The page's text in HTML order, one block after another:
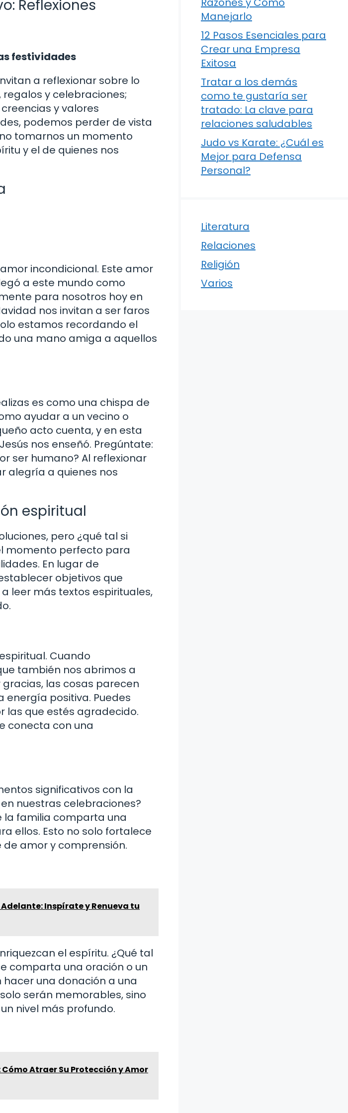
Reflexiones
festividades
a reflexionar sobre lo
y celebraciones;
y valores
podemos perder de vista
tomarnos un momento
y el de quienes nos
incondicional. Este amor
a este mundo como
para nosotros hoy en
nos invitan a ser faros
estamos recordando el
una mano amiga a aquellos
es como una chispa de
ayudar a un vecino o
acto cuenta, y en esta
nos enseñó. Pregúntate:
ser humano? Al reflexionar
alegría a quienes nos
espiritual
pero ¿qué tal si
momento perfecto para
En lugar de
objetivos que
leer más textos espirituales,
Cuando
también nos abrimos a
las cosas parecen
energía positiva. Puedes
las que estés agradecido.
conecta con una
significativos con la
nuestras celebraciones?
la familia comparta una
ellos. Esto no solo fortalece
amor y comprensión.
Inspírate y Renueva tu
el espíritu. ¿Qué tal
comparta una oración o un
una donación a una
serán memorables, sino
nivel más profundo.
Atraer Su Protección y Amor
Manejarlo
12 Pasos Esenciales para
Crear una Empresa
Exitosa
Tratar a los demás
como te gustaría ser
tratado: La clave para
relaciones saludables
Judo vs Karate: ¿Cuál es
Mejor para Defensa
Personal?
Literatura
Relaciones
Religión
Varios